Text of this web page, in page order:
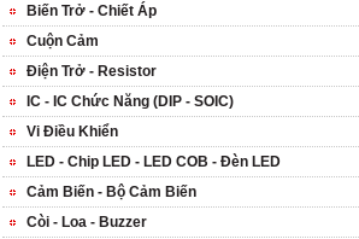
Biến Trở - Chiết Áp
Cuộn Cảm
Điện Trở - Resistor
IC - IC Chức Năng (DIP - SOIC)
Vi Điều Khiển
LED - Chip LED - LED COB - Đèn LED
Cảm Biến - Bộ Cảm Biến
Còi - Loa - Buzzer